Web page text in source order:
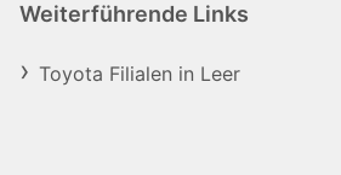
Weiterführende Links
Toyota Filialen in Leer